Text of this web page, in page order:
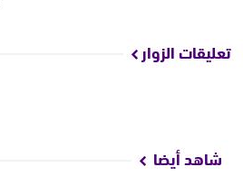
تعليقات الزوار
شاهد أيضا